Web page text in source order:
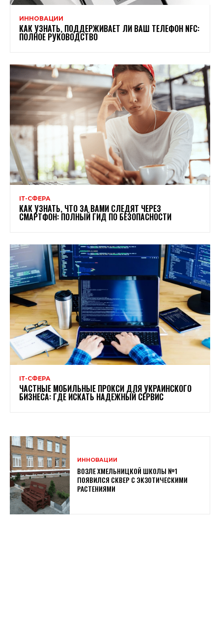
ИННОВАЦИИ
КАК УЗНАТЬ, ПОДДЕРЖИВАЕТ ЛИ ВАШ ТЕЛЕФОН NFC:
ПОЛНОЕ РУКОВОДСТВО
ІТ-СФЕРА
КАК УЗНАТЬ, ЧТО ЗА ВАМИ СЛЕДЯТ ЧЕРЕЗ
СМАРТФОН: ПОЛНЫЙ ГИД ПО БЕЗОПАСНОСТИ
ІТ-СФЕРА
ЧАСТНЫЕ МОБИЛЬНЫЕ ПРОКСИ ДЛЯ УКРАИНСКОГО
БИЗНЕСА: ГДЕ ИСКАТЬ НАДЕЖНЫЙ СЕРВИС
ИННОВАЦИИ
ВОЗЛЕ ХМЕЛЬНИЦКОЙ ШКОЛЫ №1
ПОЯВИЛСЯ СКВЕР С ЭКЗОТИЧЕСКИМИ
РАСТЕНИЯМИ